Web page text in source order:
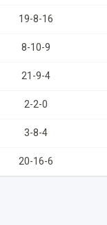
19-8-16
8-10-9
21-9-4
2-2-0
3-8-4
20-16-6